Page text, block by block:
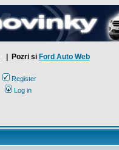
| Pozri si Ford Auto Web
Register
Log in